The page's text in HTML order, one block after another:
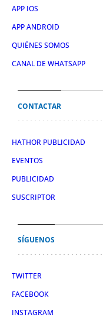
APP IOS
APP ANDROID
QUIÉNES SOMOS
CANAL DE WHATSAPP
CONTACTAR
HATHOR PUBLICIDAD
EVENTOS
PUBLICIDAD
SUSCRIPTOR
SÍGUENOS
TWITTER
FACEBOOK
INSTAGRAM